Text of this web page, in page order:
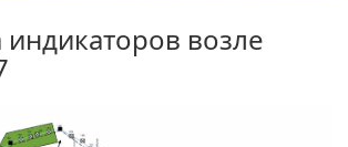
индикаторов возле